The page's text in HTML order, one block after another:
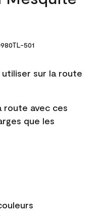
501
sur la route
route avec ces
que les